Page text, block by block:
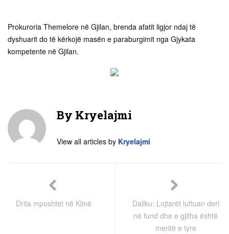
Prokuroria Themelore në Gjilan, brenda afatit ligjor ndaj të
dyshuarit do të kërkojë masën e paraburgimit nga Gjykata
kompetente në Gjilan.
By Kryelajmi
View all articles by Kryelajmi
Drita mposhtet në Klinë
Dallku: Lojtarët luftuan deri
në fund dhe e gjitha është
meritë e tyre